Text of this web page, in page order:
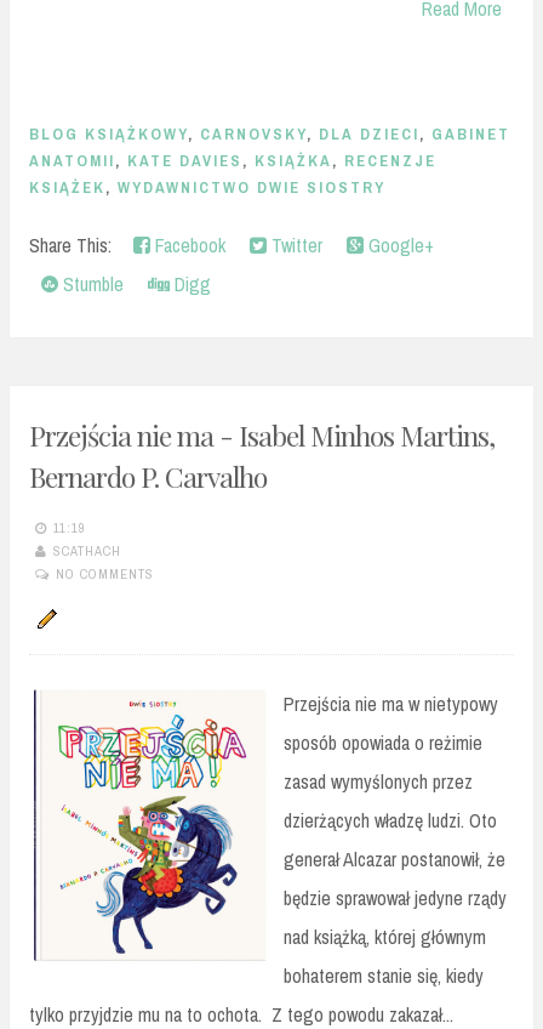
Read More
BLOG KSIĄŻKOWY, CARNOVSKY, DLA DZIECI, GABINET
ANATOMII, KATE DAVIES , KSIĄŻKA, RECENZJE
KSIĄŻEK, WYDAWNICTWO DWIE SIOSTRY
Share This: Facebook Twitter
Google+
Stumble
Digg
Przejścia nie ma - Isabel Minhos Martins,
Bernardo P. Carvalho
11:19
SCATHACH
NO COMMENTS
Przejścia nie ma w nietypowy
sposób opowiada o reżimie
zasad wymyślonych przez
dzierżących władzę ludzi. Oto
generał Alcazar postanowił, że
będzie sprawował jedyne rządy
nad książką, której głównym
bohaterem stanie się, kiedy
tylko przyjdzie mu na to ochota. Z tego powodu zakazał...